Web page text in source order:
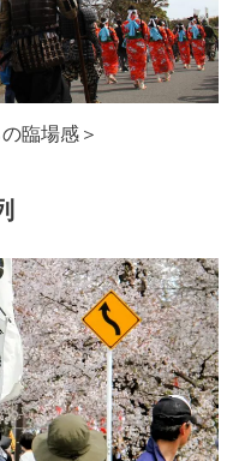
臨場感＞